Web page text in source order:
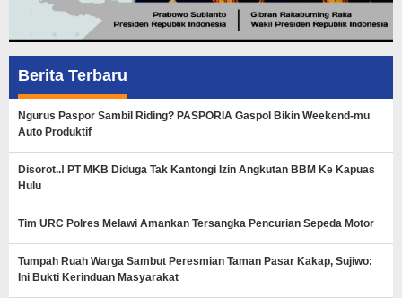
Berita Terbaru
Ngurus Paspor Sambil Riding? PASPORIA Gaspol Bikin Weekend-mu
Auto Produktif
Disorot..! PT MKB Diduga Tak Kantongi Izin Angkutan BBM Ke Kapuas
Hulu
Tim URC Polres Melawi Amankan Tersangka Pencurian Sepeda Motor
Tumpah Ruah Warga Sambut Peresmian Taman Pasar Kakap, Sujiwo:
Ini Bukti Kerinduan Masyarakat